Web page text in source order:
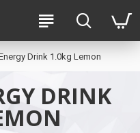
Drink 1.0kg Lemon
DRINK